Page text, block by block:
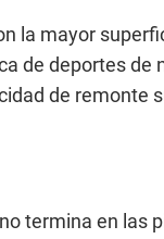
la mayor
de deportes
de remonte
termina en las